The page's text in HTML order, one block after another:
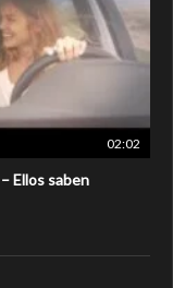
02:02
Ellos saben